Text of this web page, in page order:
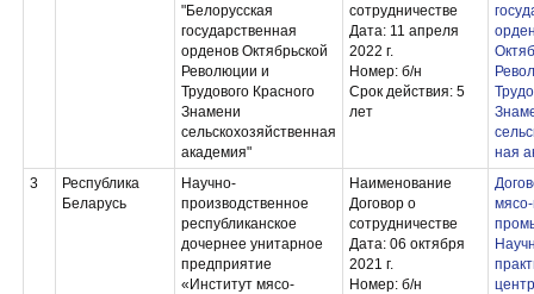
"Белорусская
государственная
орденов Октябрьской
Революции и
Трудового Красного
Знамени
сельскохозяйственная
академия"
сотрудничестве
Дата: 11 апреля
2022 г.
Номер: б/н
Срок действия: 5
лет
ная
3
Республика
Беларусь
Научно-
производственное
республиканское
дочернее унитарное
предприятие
«Институт мясо-
Наименование
Договор о
сотрудничестве
Дата: 06 октября
2021 г.
Номер: б/н